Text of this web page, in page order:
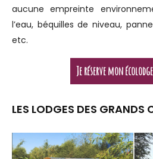
aucune empreinte
l’eau, béquilles de niveau,
etc.
Je réserve mon
LES LODGES DES GRANDS